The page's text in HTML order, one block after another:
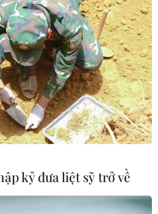
kỷ đưa liệt sỹ trở về